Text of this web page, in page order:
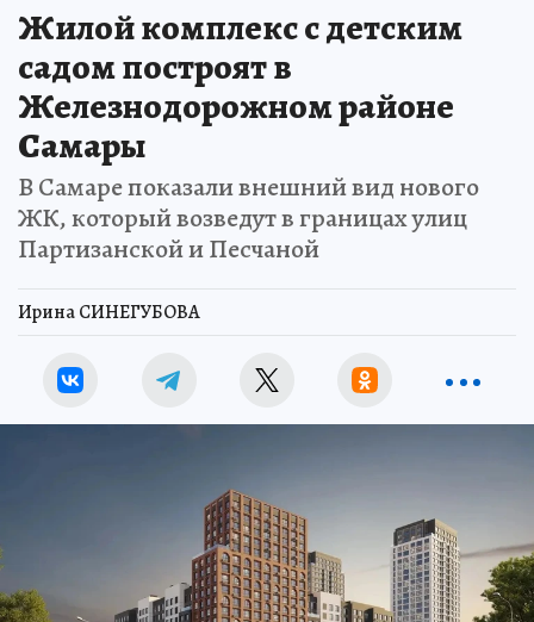
Жилой комплекс с детским
садом построят в
Железнодорожном районе
Самары
В Самаре показали внешний вид нового
ЖК, который возведут в границах улиц
Партизанской и Песчаной
Ирина СИНЕГУБОВА